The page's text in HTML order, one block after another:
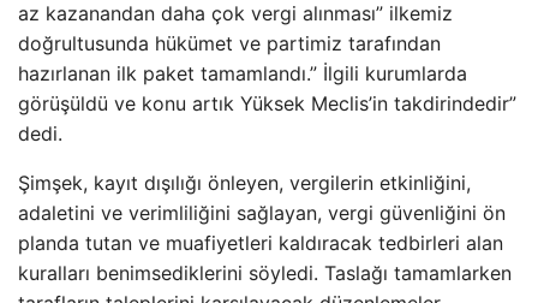
az kazanandan daha çok vergi alınması” ilkemiz
doğrultusunda hükümet ve partimiz tarafından
hazırlanan ilk paket tamamlandı.” İlgili kurumlarda
görüşüldü ve konu artık Yüksek Meclis’in takdirindedir”
dedi.
Şimşek, kayıt dışılığı önleyen, vergilerin etkinliğini,
adaletini ve verimliliğini sağlayan, vergi güvenliğini ön
planda tutan ve muafiyetleri kaldıracak tedbirleri alan
kuralları benimsediklerini söyledi. Taslağı tamamlarken